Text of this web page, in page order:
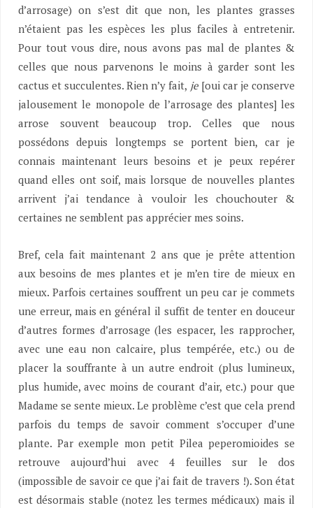
d’arrosage) on s’est dit que non, les plantes grasses
n’étaient pas les espèces les plus faciles à entretenir.
Pour tout vous dire, nous avons pas mal de plantes &
celles que nous parvenons le moins à garder sont les
cactus et succulentes. Rien n’y fait, je[oui car je conserve
jalousement le monopole de l’arrosage des plantes] les
arrose souvent beaucoup trop. Celles que nous
possédons depuis longtemps se portent bien, car je
connais maintenant leurs besoins et je peux repérer
quand elles ont soif, mais lorsque de nouvelles plantes
arrivent j’ai tendance à vouloir les chouchouter &
certaines ne semblent pas apprécier mes soins.
Bref, cela fait maintenant 2 ans que je prête attention
aux besoins de mes plantes et je m’en tire de mieux en
mieux. Parfois certaines souffrent un peu car je commets
une erreur, mais en général il suffit de tenter en douceur
d’autres formes d’arrosage (les espacer, les rapprocher,
avec une eau non calcaire, plus tempérée, etc.) ou de
placer la souffrante à un autre endroit (plus lumineux,
plus humide, avec moins de courant d’air, etc.) pour que
Madame se sente mieux. Le problème c’est que cela prend
parfois du temps de savoir comment s’occuper d’une
plante. Par exemple mon petit Pilea peperomioides se
retrouve aujourd’hui avec 4 feuilles sur le dos
(impossible de savoir ce que j’ai fait de travers !). Son état
est désormais stable (notez les termes médicaux) mais il